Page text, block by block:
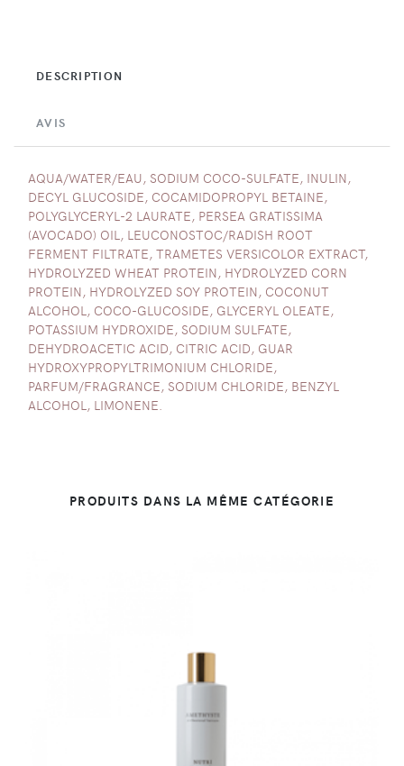
DESCRIPTION
AVIS
AQUA/WATER/EAU, SODIUM COCO-SULFATE, INULIN,
DECYL GLUCOSIDE, COCAMIDOPROPYL BETAINE,
POLYGLYCERYL-2 LAURATE, PERSEA GRATISSIMA
(AVOCADO) OIL, LEUCONOSTOC/RADISH ROOT
FERMENT FILTRATE, TRAMETES VERSICOLOR EXTRACT,
HYDROLYZED WHEAT PROTEIN, HYDROLYZED CORN
PROTEIN, HYDROLYZED SOY PROTEIN, COCONUT
ALCOHOL, COCO-GLUCOSIDE, GLYCERYL OLEATE,
POTASSIUM HYDROXIDE, SODIUM SULFATE,
DEHYDROACETIC ACID, CITRIC ACID, GUAR
HYDROXYPROPYLTRIMONIUM CHLORIDE,
PARFUM/FRAGRANCE, SODIUM CHLORIDE, BENZYL
ALCOHOL, LIMONENE.
PRODUITS DANS LA MÊME CATÉGORIE
DÉTAILS